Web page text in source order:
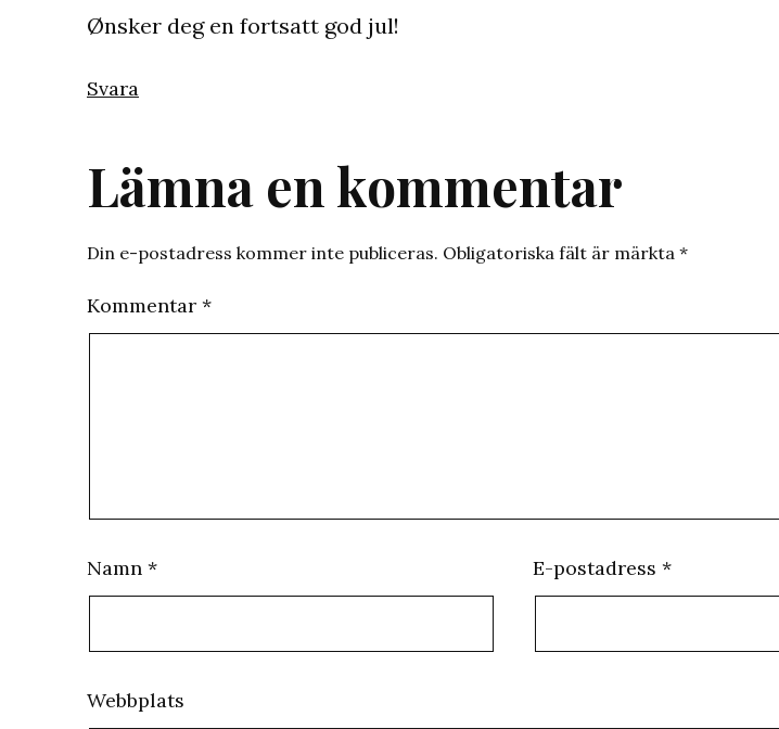
Ønsker deg en fortsatt god jul!
Svara
Lämna en kommentar
Din e-postadress kommer inte publiceras. Obligatoriska fält är märkta *
Kommentar *
Namn * E-postadress *
Webbplats